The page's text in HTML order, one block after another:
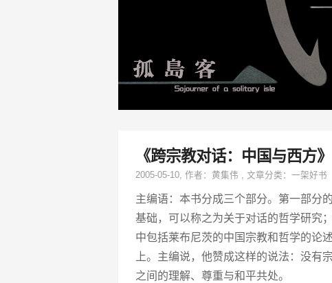
《跨宗教对话：中国与西方》
2005-05-10, 作者： 黄集伟 , 文章分类： 一架好书
主编语：本书分成三个部分。第一部分
基础，可以称之为关于对话的哲学研究
中包括莱布尼茨的中国宗教和哲学的论
上。主编说，他赞成这样的说法：没有
之间的理解、尊重与和平共处。